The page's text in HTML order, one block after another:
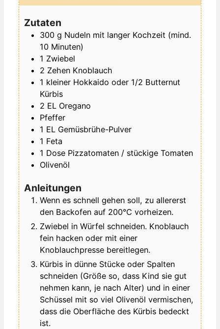
Zutaten
300 g Nudeln mit langer Kochzeit (mind.
10 Minuten)
1 Zwiebel
2 Zehen Knoblauch
1 kleiner Hokkaido oder 1/2 Butternut
Kürbis
2 EL Oregano
Pfeffer
1 EL Gemüsbrühe-Pulver
1 Feta
1 Dose Pizzatomaten / stückige Tomaten
Olivenöl
Anleitungen
Wenn es schnell gehen soll, zu allererst
den Backofen auf 200°C vorheizen.
Zwiebel in Würfel schneiden. Knoblauch
fein hacken oder mit einer
Knoblauchpresse bereitlegen.
Kürbis in dünne Stücke oder Spalten
schneiden (Größe so, dass Kind sie gut
nehmen kann, je nach Alter) und in einer
Schüssel mit so viel Olivenöl vermischen,
dass die Oberfläche des Kürbis bedeckt
ist.